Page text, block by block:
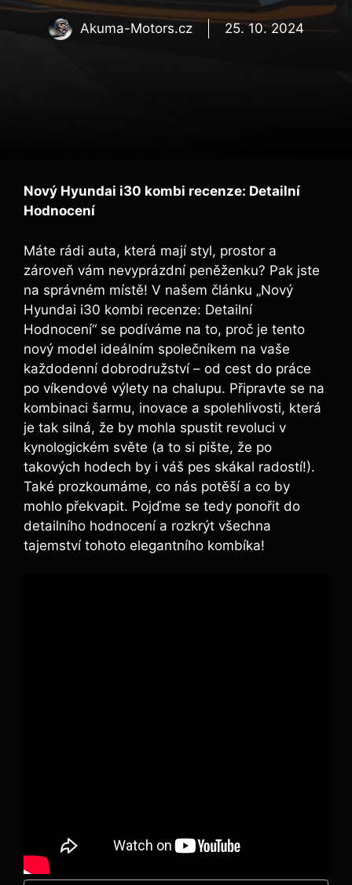
Akuma-Motors.cz 25. 10. 2024
Nový Hyundai i30 kombi recenze: Detailní
Hodnocení
Máte rádi auta, která mají styl, prostor a
zároveň vám nevyprázdní peněženku? Pak jste
na správném místě! V našem článku „Nový
Hyundai i30 kombi recenze: Detailní
Hodnocení“ se podíváme na to, proč je tento
nový model ideálním společníkem na vaše
každodenní dobrodružství – od cest do práce
po víkendové výlety na chalupu. Připravte se na
kombinaci šarmu, inovace a spolehlivosti, která
je tak silná, že by mohla spustit revoluci v
kynologickém světe (a to si pište, že po
takových hodech by i váš pes skákal radostí!).
Také prozkoumáme, co nás potěší a co by
mohlo překvapit. Pojďme se tedy ponořit do
detailního hodnocení a rozkrýt všechna
tajemství tohoto elegantního kombíka!